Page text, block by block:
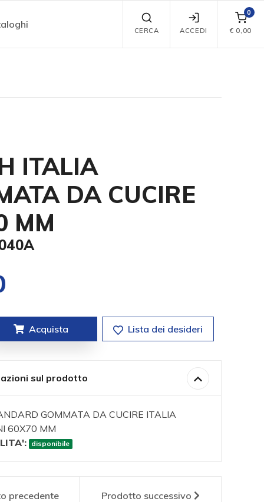
CERCA ACCEDI
0
€ 0,00
ITALIA
DA CUCIRE
MM
Acquista Lista dei desideri
sul prodotto
GOMMATA DA CUCIRE ITALIA
60X70 MM
disponibile
precedente Prodotto successivo